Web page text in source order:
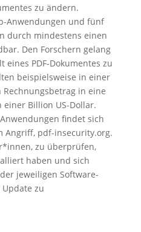
zu ändern.
Anwendungen und fünf
durch mindestens einen
Den Forschern gelang
PDF-Dokumentes zu
beispielsweise in einer
in eine
Billion US-Dollar.
findet sich
Angriff, pdf-insecurity.org.
zu überprüfen,
haben und sich
jeweiligen Software-
zu